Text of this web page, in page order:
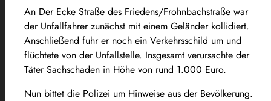
An Der Ecke Straße des Friedens/Frohnbachstraße war
der Unfallfahrer zunächst mit einem Geländer kollidiert.
Anschließend fuhr er noch ein Verkehrsschild um und
flüchtete von der Unfallstelle. Insgesamt verursachte der
Täter Sachschaden in Höhe von rund 1.000 Euro.
Nun bittet die Polizei um Hinweise aus der Bevölkerung.